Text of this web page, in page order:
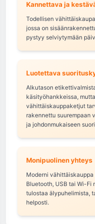
Kannettava ja
Todellisen
jossa on
pystyy selviytymään
Luotettava
Alkutason
käsityöhankkeissa,
vähittäiskauppaketjut
rakennettu suurempaan
ja johdonmukaiseen
Monipuolinen yhteys
Moderni
Bluetooth, USB tai Wi-Fi
tulostaa älypuhelimista,
helposti.